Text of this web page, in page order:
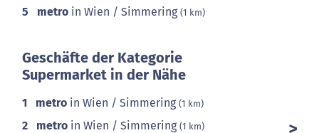
5 metro in Wien / Simmering (1 km)
Geschäfte der Kategorie
Supermarket in der Nähe
1 metro in Wien / Simmering (1 km)
2 metro in Wien / Simmering (1 km)